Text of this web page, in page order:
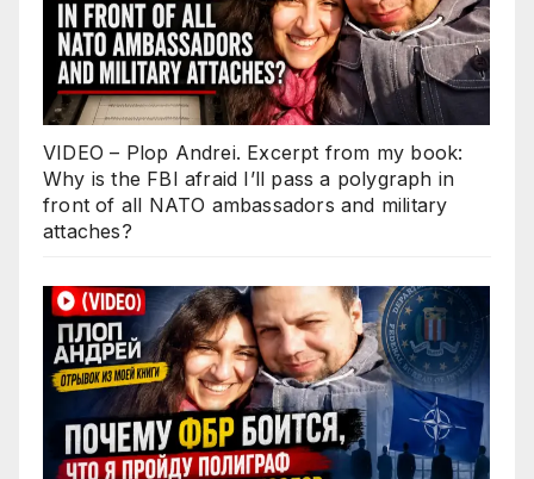
VIDEO – Plop Andrei. Excerpt from my book:
Why is the FBI afraid I’ll pass a polygraph in
front of all NATO ambassadors and military
attaches?